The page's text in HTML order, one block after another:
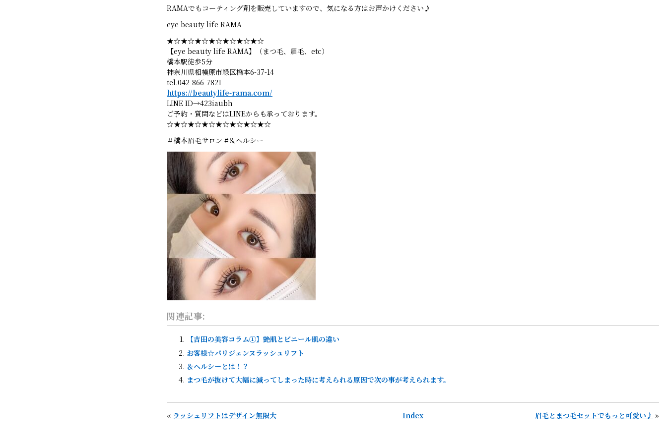
RAMAでもコーティング剤を販売していますので、気になる方はお声かけください♪
eye beauty life RAMA
★☆★☆★☆★☆★☆★☆★☆
【eye beauty life RAMA】（まつ毛、眉毛、etc）
橋本駅徒歩5分
神奈川県相模原市緑区橋本6-37-14
tel.042-866-7821
https://beautylife-rama.com/
LINE ID→423iaubh
ご予約・質問などはLINEからも承っております。
☆★☆★☆★☆★☆★☆★☆★☆
＃橋本眉毛サロン #＆ヘルシー
関連記事:
【吉田の美容コラム①】艶肌とビニール肌の違い
お客様☆パリジェンヌラッシュリフト
＆ヘルシーとは！？
まつ毛が抜けて大幅に減ってしまった時に考えられる原因で次の事が考えられます。
« ラッシュリフトはデザイン無限大 Index 眉毛とまつ毛セットでもっと可愛い♪ »